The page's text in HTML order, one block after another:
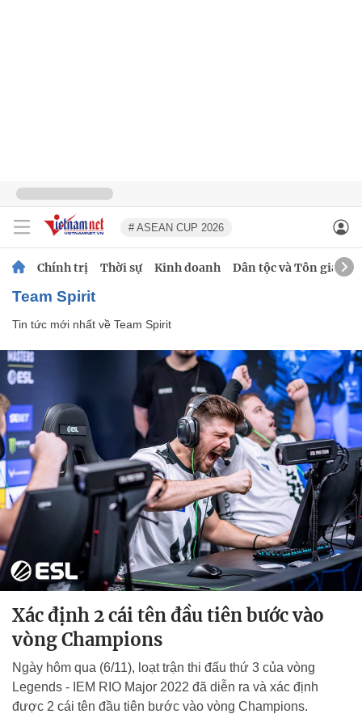
# ASEAN CUP 2026
Chính trị Thời sự Kinh doanh Dân tộc và Tôn giáo
Team Spirit
Tin tức mới nhất về Team Spirit
Xác định 2 cái tên đầu tiên bước vào
vòng Champions
Ngày hôm qua (6/11), loạt trận thi đấu thứ 3 của vòng
Legends - IEM RIO Major 2022 đã diễn ra và xác định
được 2 cái tên đầu tiên bước vào vòng Champions.